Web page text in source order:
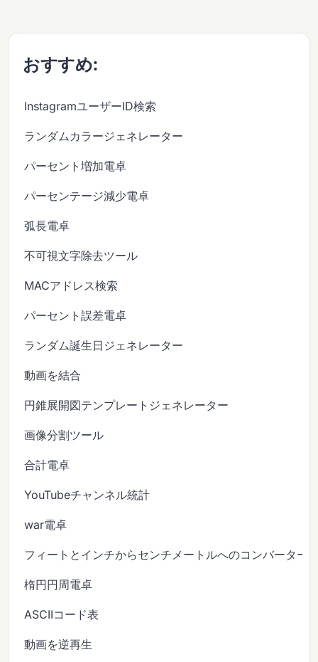
おすすめ:
InstagramユーザーID検索
ランダムカラージェネレーター
パーセント増加電卓
パーセンテージ減少電卓
弧長電卓
不可視文字除去ツール
MACアドレス検索
パーセント誤差電卓
ランダム誕生日ジェネレーター
動画を結合
円錐展開図テンプレートジェネレーター
画像分割ツール
合計電卓
YouTubeチャンネル統計
war電卓
フィートとインチからセンチメートルへのコンバーター
楕円円周電卓
ASCIIコード表
動画を逆再生